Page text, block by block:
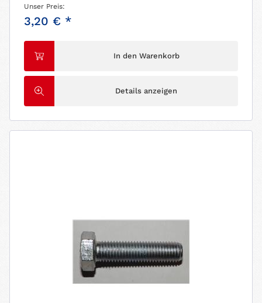
Unser Preis:
3,20 € *
In den Warenkorb
Details anzeigen